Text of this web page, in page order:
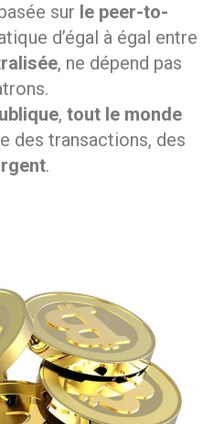
sur le peer-to-
d’égal à égal entre
, ne dépend pas
, tout le monde
des transactions, des
.